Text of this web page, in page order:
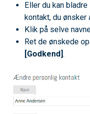
Eller du kan
kontakt, du ønsker
Klik på selve
Ret de ønskede
[Godkend].